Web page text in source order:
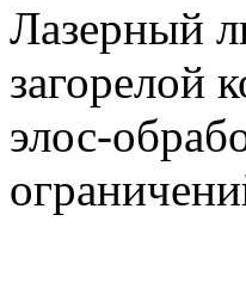
Лазерный
загорелой
элос-